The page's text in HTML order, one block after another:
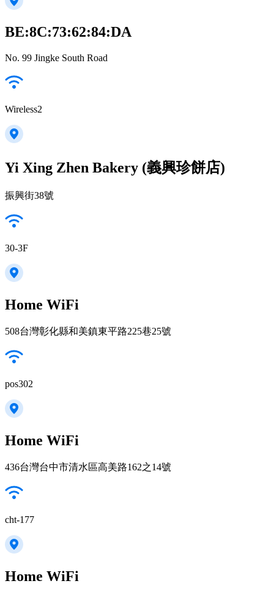
BE:8C:73:62:84:DA
No. 99 Jingke South Road
Wireless2
Yi Xing Zhen Bakery (義興珍餅店)
振興街38號
30-3F
Home WiFi
508台灣彰化縣和美鎮東平路225巷25號
pos302
Home WiFi
436台灣台中市清水區高美路162之14號
cht-177
Home WiFi